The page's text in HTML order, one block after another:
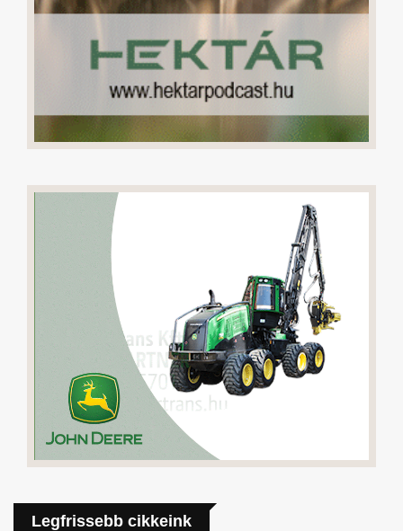
Legfrissebb cikkeink